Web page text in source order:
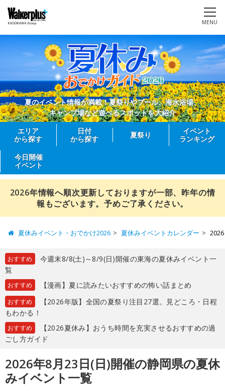
MENU
夏のイベント情報が満載！夏祭りやプール、海水浴場、
キャンプ場など遊べるスポットを大紹介
エリア
から探す
日付
から探す
夏祭り
イベント
ランキング
今日開催
イベント
2026年情報へ順次更新しておりますが一部、昨年の情
報もございます。予めご了承ください。
夏休みイベント・おでかけ2026 夏休みイベントカレンダー
おすすめ
今週末8/8(土)～8/9(日)開催の東海の夏休みイベント一
覧
おすすめ 【漫画】夏に読みたいおすすめの怖い話まとめ
おすすめ
【2026年版】全国の夏祭り注目27選。見どころ・日程
もわかる！
おすすめ
【2026夏休み】おうち時間を充実させるおすすめの過
ごし方ガイド
2026年8月23日(日)開催の静岡県の夏休
みイベント一覧